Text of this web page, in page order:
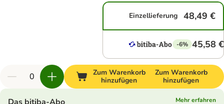
Einzellieferung 48,49 €
-6% 45,58 €
Zum Warenkorb
hinzufügen
Zum Warenkorb
hinzufügen
Mehr erfahren